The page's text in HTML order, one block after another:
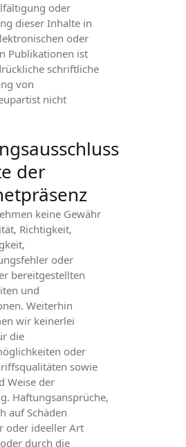
oder
dieser Inhalte in
oder
Publikationen ist
schriftliche
von
nicht
der
keine Gewähr
Richtigkeit,
oder
bereitgestellten
und
Weiterhin
wir keinerlei
die
oder
sowie
Weise der
Haftungsansprüche,
auf Schäden
oder ideeller Art
durch die